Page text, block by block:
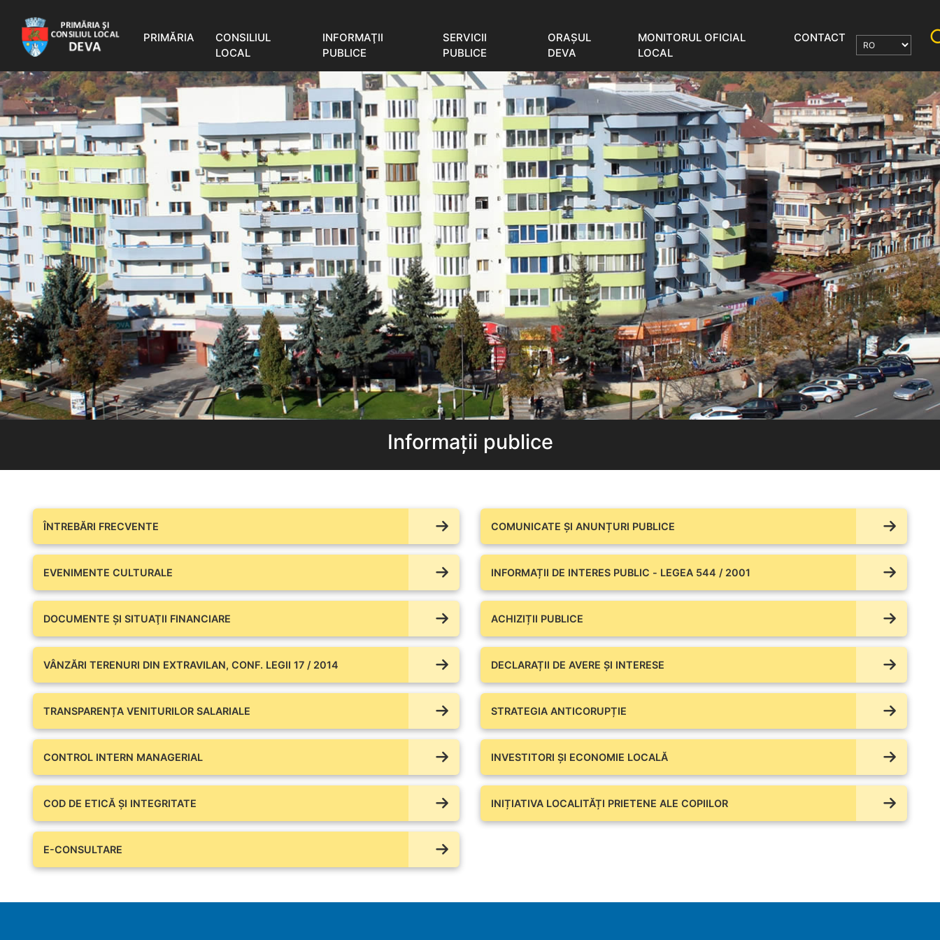
PRIMĂRIA
CONSILIUL
LOCAL
INFORMAŢII
PUBLICE
SERVICII
PUBLICE
ORAŞUL
DEVA
MONITORUL OFICIAL
LOCAL
CONTACT
Informații publice
ÎNTREBĂRI FRECVENTE COMUNICATE ŞI ANUNȚURI PUBLICE
EVENIMENTE CULTURALE INFORMAȚII DE INTERES PUBLIC - LEGEA 544 / 2001
DOCUMENTE ŞI SITUAŢII FINANCIARE ACHIZIȚII PUBLICE
VÂNZĂRI TERENURI DIN EXTRAVILAN, CONF. LEGII 17 / 2014 DECLARAȚII DE AVERE ŞI INTERESE
TRANSPARENȚA VENITURILOR SALARIALE STRATEGIA ANTICORUPȚIE
CONTROL INTERN MANAGERIAL INVESTITORI ȘI ECONOMIE LOCALĂ
COD DE ETICĂ ȘI INTEGRITATE INIȚIATIVA LOCALITĂȚI PRIETENE ALE COPIILOR
E-CONSULTARE